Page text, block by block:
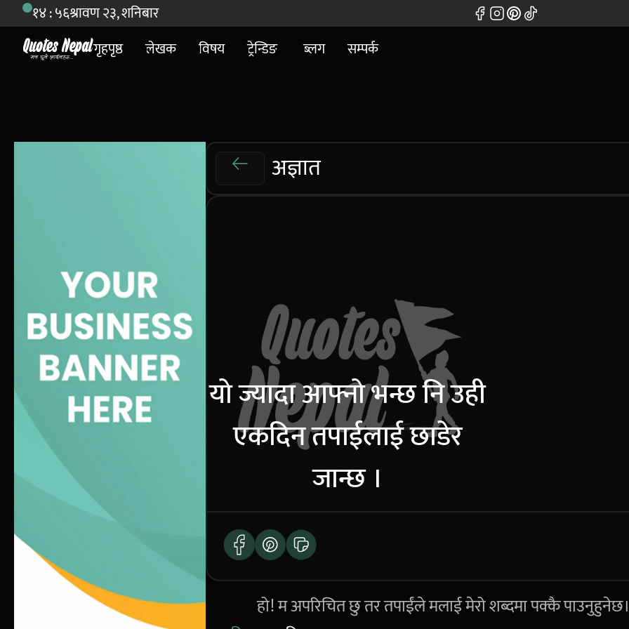
१४ : ५६श्रावण २३, शनिबार
गृहपृष्ठ
लेखक विषय ट्रेन्डिङ ब्लग सम्पर्क
अज्ञात
यो ज्यादा आफ्नो भन्छ नि उही
एकदिन तपाईलाई छाडेर
जान्छ ।
हो! म अपरिचित छु तर तपाईंले मलाई मेरो शब्दमा पक्कै